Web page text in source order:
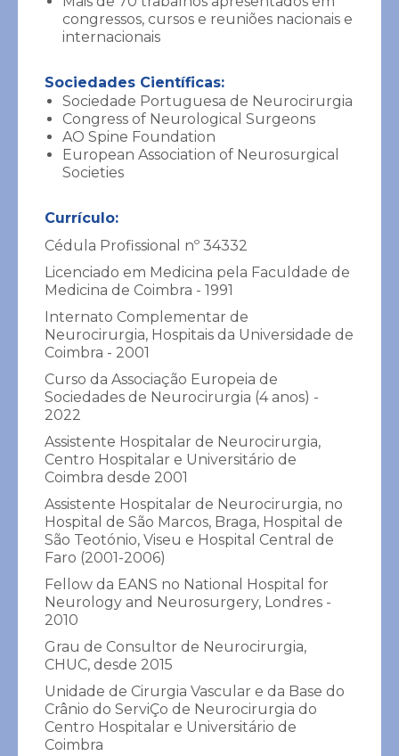
Bruno Cabrita
Pneumologia
Info
Carlos Costa Almeida
Cirurgia Geral e Cirurgia Vascular
Info
congressos, cursos e reuniões nacionais e
internacionais
Sociedades Científicas:
Sociedade Portuguesa de Neurocirurgia
Congress of Neurological Surgeons
AO Spine Foundation
European Association of Neurosurgical
Societies
Currículo:
Cédula Profissional nº 34332
Licenciado em Medicina pela Faculdade de
Medicina de Coimbra - 1991
Internato Complementar de
Neurocirurgia, Hospitais da Universidade de
Coimbra - 2001
Curso da Associação Europeia de
Sociedades de Neurocirurgia (4 anos) -
2022
Assistente Hospitalar de Neurocirurgia,
Centro Hospitalar e Universitário de
Coimbra desde 2001
Assistente Hospitalar de Neurocirurgia, no
Hospital de São Marcos, Braga, Hospital de
São Teotónio, Viseu e Hospital Central de
Faro (2001-2006)
Fellow da EANS no National Hospital for
Neurology and Neurosurgery, Londres -
2010
Grau de Consultor de Neurocirurgia,
CHUC, desde 2015
Unidade de Cirurgia Vascular e da Base do
Crânio do ServiÇo de Neurocirurgia do
Centro Hospitalar e Universitário de
Coimbra